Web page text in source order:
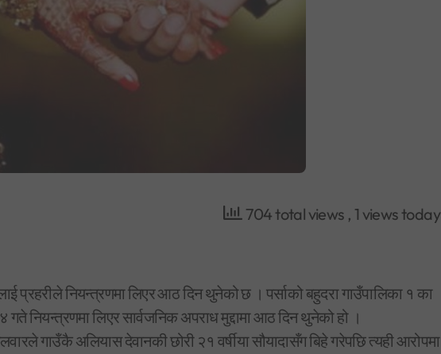
704 total views , 1 views today
प्रहरीले नियन्त्रणमा लिएर आठ दिन थुनेको छ । पर्साको बहुदरा गाउँपालिका १ का
नियन्त्रणमा लिएर सार्वजनिक अपराध मुद्दामा आठ दिन थुनेको हो ।
गाउँकै अलियास देवानकी छोरी २१ वर्षीया सौयादासँग बिहे गरेपछि त्यही आरोपमा